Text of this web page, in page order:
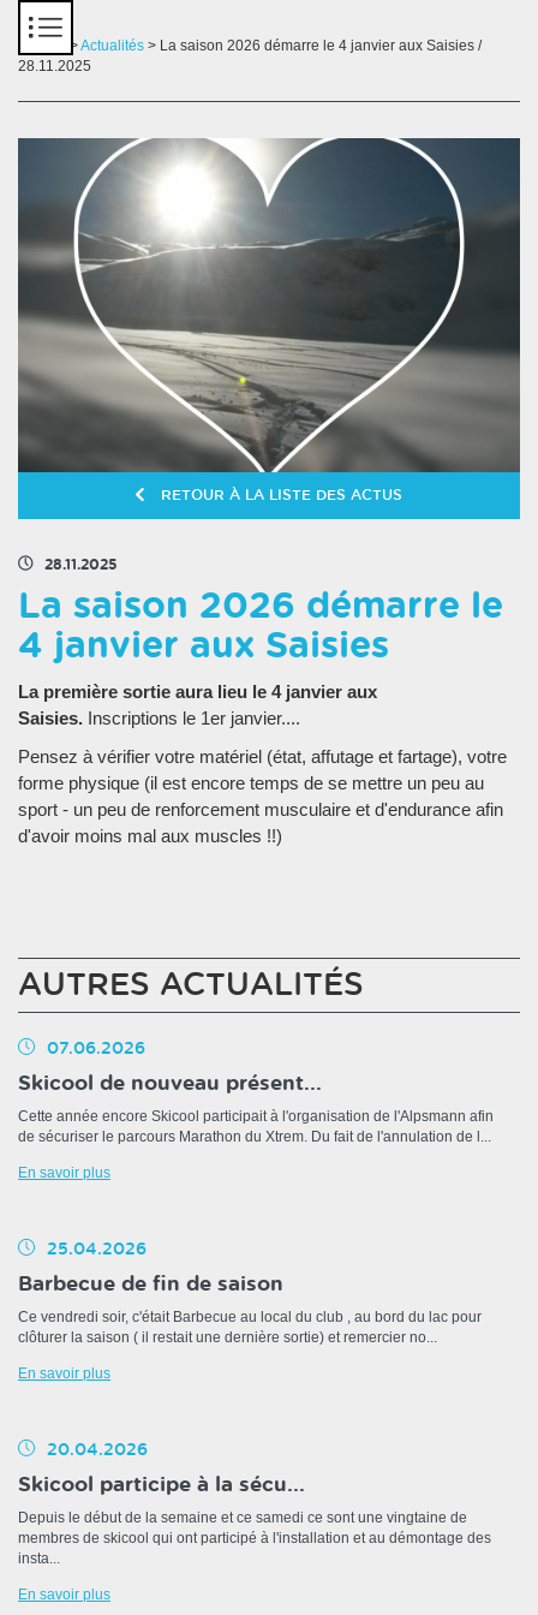
>Actualités > La saison 2026 démarre le 4 janvier aux Saisies /
28.11.2025
RETOUR À LA LISTE DES ACTUS
28.11.2025
La saison 2026 démarre le
4 janvier aux Saisies
La première sortie aura lieu le 4 janvier aux
Saisies. Inscriptions le 1er janvier....
Pensez à vérifier votre matériel (état, affutage et fartage), votre
forme physique (il est encore temps de se mettre un peu au
sport - un peu de renforcement musculaire et d'endurance afin
d'avoir moins mal aux muscles !!)
AUTRES ACTUALITÉS
07.06.2026
Skicool de nouveau présent...
Cette année encore Skicool participait à l'organisation de l'Alpsmann afin
de sécuriser le parcours Marathon du Xtrem. Du fait de l'annulation de l...
En savoir plus
25.04.2026
Barbecue de fin de saison
Ce vendredi soir, c'était Barbecue au local du club , au bord du lac pour
clôturer la saison ( il restait une dernière sortie) et remercier no...
En savoir plus
20.04.2026
Skicool participe à la sécu...
Depuis le début de la semaine et ce samedi ce sont une vingtaine de
membres de skicool qui ont participé à l'installation et au démontage des
insta...
En savoir plus